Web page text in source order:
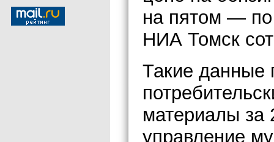
на пятом —
НИА Томск
Такие данные
материалы за
управление